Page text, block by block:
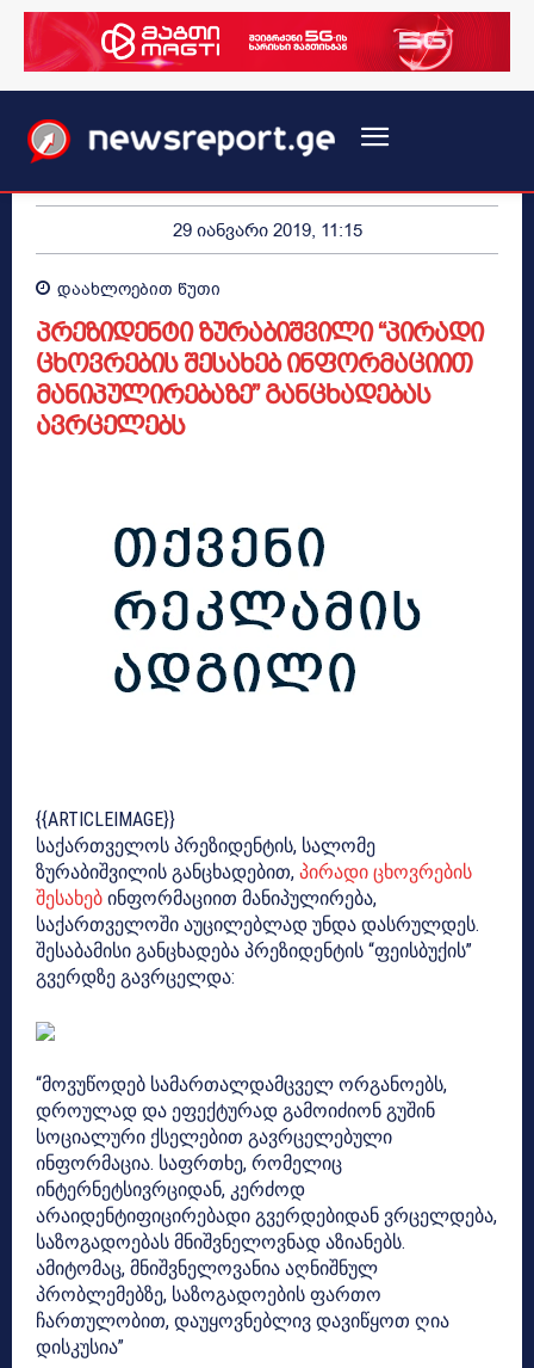
29 იანვარი 2019, 11:15
დაახლოებით წუთი
პრეზიდენტი ზურაბიშვილი “პირადი
ცხოვრების შესახებ ინფორმაციით
მანიპულირებაზე” განცხადებას
ავრცელებს
{{ARTICLEIMAGE}}
საქართველოს პრეზიდენტის, სალომე
ზურაბიშვილის განცხადებით, პირადი ცხოვრების
შესახებ ინფორმაციით მანიპულირება,
საქართველოში აუცილებლად უნდა დასრულდეს.
შესაბამისი განცხადება პრეზიდენტის “ფეისბუქის”
გვერდზე გავრცელდა:
“მოვუწოდებ სამართალდამცველ ორგანოებს,
დროულად და ეფექტურად გამოიძიონ გუშინ
სოციალური ქსელებით გავრცელებული
ინფორმაცია. საფრთხე, რომელიც
ინტერნეტსივრციდან, კერძოდ
არაიდენტიფიცირებადი გვერდებიდან ვრცელდება,
საზოგადოებას მნიშვნელოვნად აზიანებს.
ამიტომაც, მნიშვნელოვანია აღნიშნულ
პრობლემებზე, საზოგადოების ფართო
ჩართულობით, დაუყოვნებლივ დავიწყოთ ღია
დისკუსია”